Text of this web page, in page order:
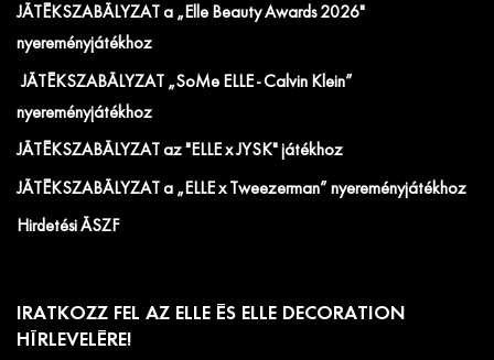
JÁTÉKSZABÁLYZAT a „Elle Beauty Awards 2026"
nyereményjátékhoz
JÁTÉKSZABÁLYZAT „SoMe ELLE - Calvin Klein”
nyereményjátékhoz
JÁTÉKSZABÁLYZAT az "ELLE x JYSK" játékhoz
JÁTÉKSZABÁLYZAT a „ELLE x Tweezerman” nyereményjátékhoz
Hirdetési ÁSZF
IRATKOZZ FEL AZ ELLE ÉS ELLE DECORATION
HÍRLEVELÉRE!